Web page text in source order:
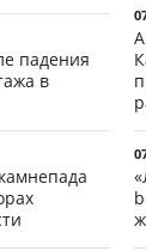
падения
в